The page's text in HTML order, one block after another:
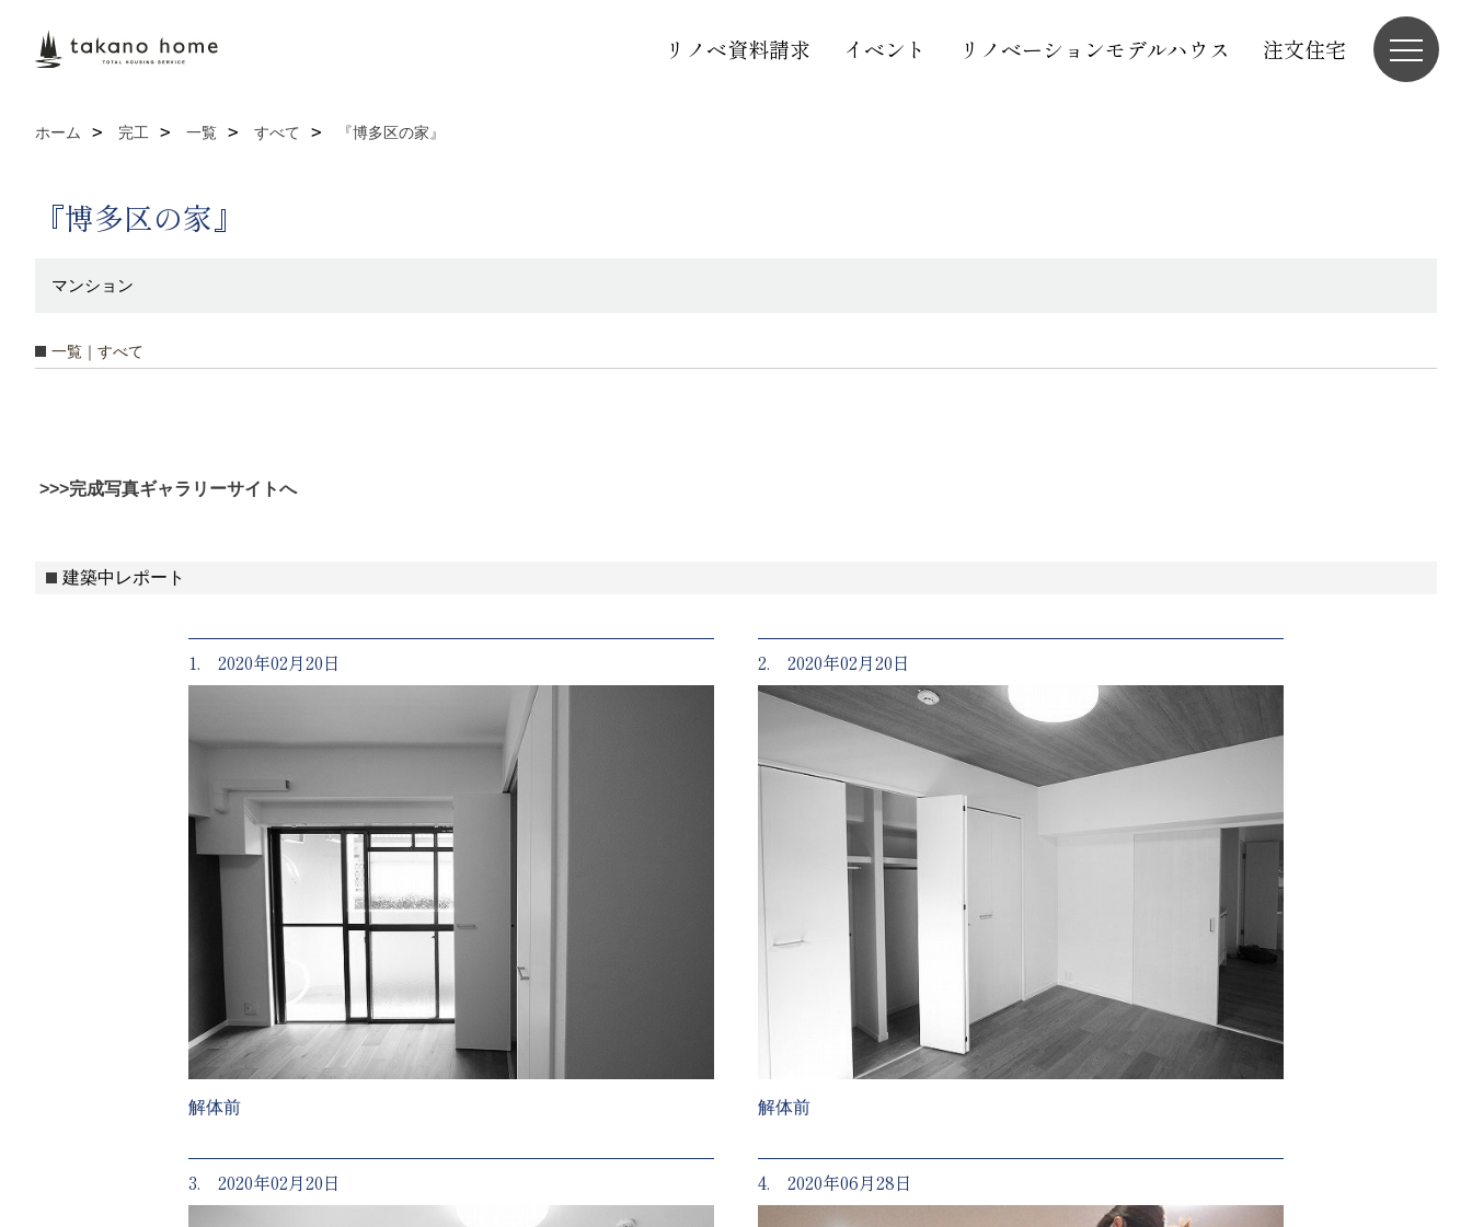
リノベ資料請求 イベント リノベーションモデルハウス 注文住宅
ホーム 完工 一覧 すべて 『博多区の家』
『博多区の家』
マンション
一覧｜すべて
>>>完成写真ギャラリーサイトへ
建築中レポート
1. 2020年02月20日
解体前
2. 2020年02月20日
解体前
3. 2020年02月20日 4. 2020年06月28日